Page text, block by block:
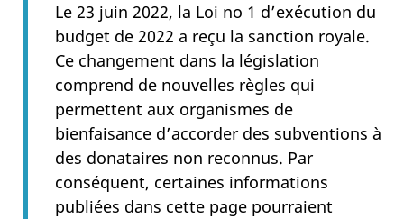
Le 23 juin 2022, la Loi no 1 d’exécution du
budget de 2022 a reçu la sanction royale.
Ce changement dans la législation
comprend de nouvelles règles qui
permettent aux organismes de
bienfaisance d’accorder des subventions à
des donataires non reconnus. Par
conséquent, certaines informations
publiées dans cette page pourraient